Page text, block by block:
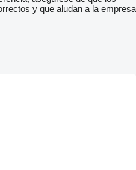
y que aludan a la empresa